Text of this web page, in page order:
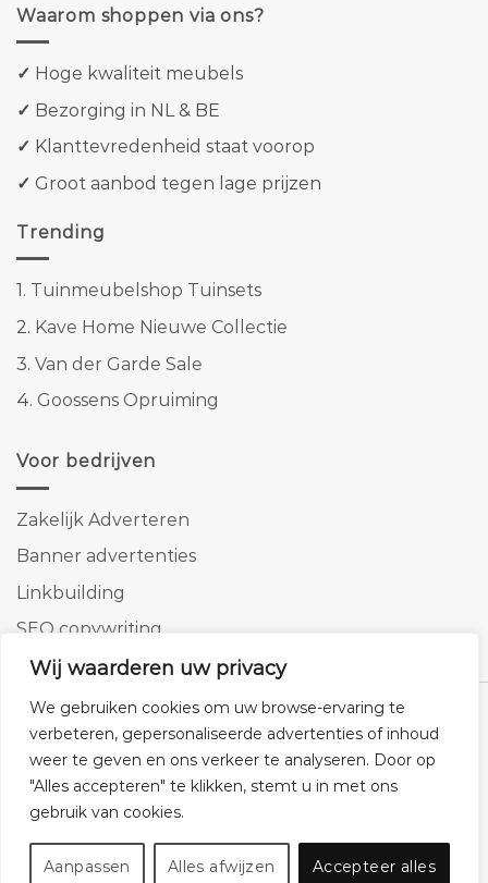
Wij waarderen uw privacy
We gebruiken cookies om uw browse-ervaring te
verbeteren, gepersonaliseerde advertenties of inhoud
weer te geven en ons verkeer te analyseren. Door op
"Alles accepteren" te klikken, stemt u in met ons
gebruik van cookies.
Aanpassen Alles afwijzen Accepteer alles
Waarom shoppen via ons?
✓ Hoge kwaliteit meubels
✓ Bezorging in NL & BE
✓ Klanttevredenheid staat voorop
✓ Groot aanbod tegen lage prijzen
Trending
1. Tuinmeubelshop Tuinsets
2. Kave Home Nieuwe Collectie
3. Van der Garde Sale
4. Goossens Opruiming
Voor bedrijven
Zakelijk Adverteren
Banner advertenties
Linkbuilding
SEO copywriting
Klantenservice Privacybeleid Disclaimer
© 2026 -